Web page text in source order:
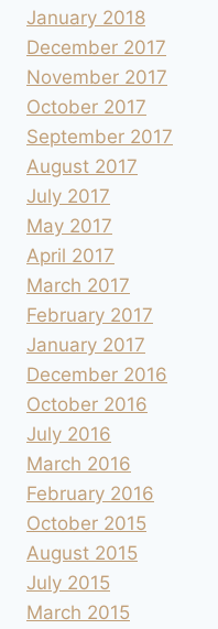
January 2018
December 2017
November 2017
October 2017
September 2017
August 2017
July 2017
May 2017
April 2017
March 2017
February 2017
January 2017
December 2016
October 2016
July 2016
March 2016
February 2016
October 2015
August 2015
July 2015
March 2015